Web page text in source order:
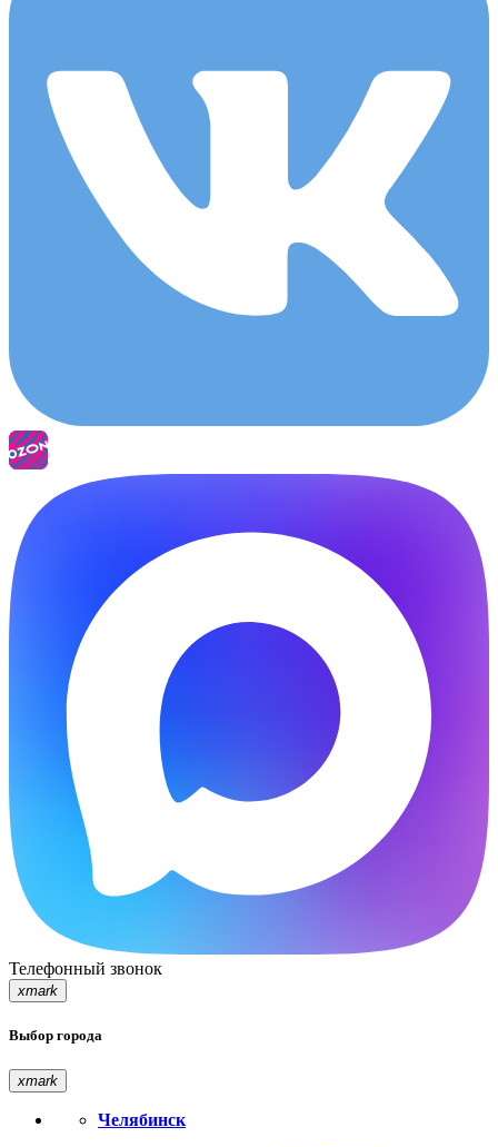
Телефонный звонок
xmark
Выбор города
xmark
Челябинск